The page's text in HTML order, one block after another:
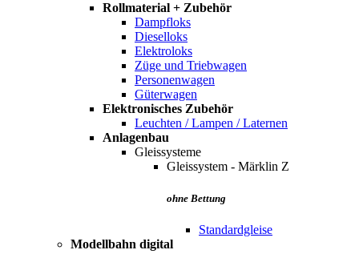
Rollmaterial + Zubehör
Dampfloks
Dieselloks
Elektroloks
Züge und Triebwagen
Personenwagen
Güterwagen
Elektronisches Zubehör
Leuchten / Lampen / Laternen
Anlagenbau
Gleissysteme
Gleissystem - Märklin Z
ohne Bettung
Standardgleise
Modellbahn digital